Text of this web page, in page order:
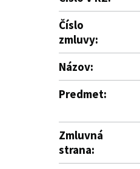
Číslo
zmluvy:
Názov:
Predmet:
Zmluvná
strana: